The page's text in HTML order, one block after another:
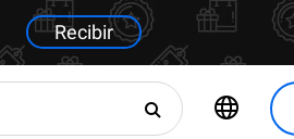
Recibir